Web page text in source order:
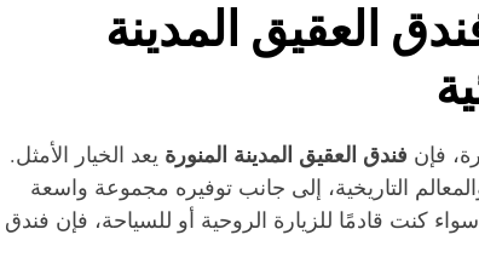
العقيق المدينة
فإن فندق العقيق المدينة المنورة يعد الخيار الأمثل.
التاريخية، إلى جانب توفيره مجموعة واسعة
كنت قادمًا للزيارة الروحية أو للسياحة، فإن فندق